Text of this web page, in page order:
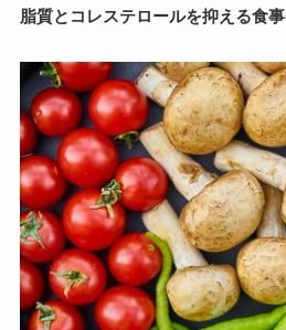
脂質とコレステロールを抑える食事